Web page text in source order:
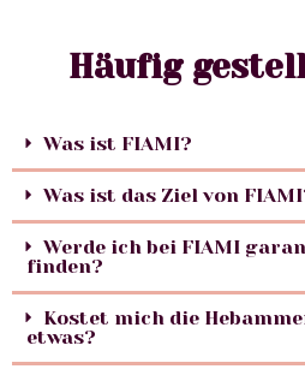
Häufig
Was ist FIAMI?
Was ist das Ziel von
Werde ich bei FIAMI
finden?
Kostet mich die
etwas?